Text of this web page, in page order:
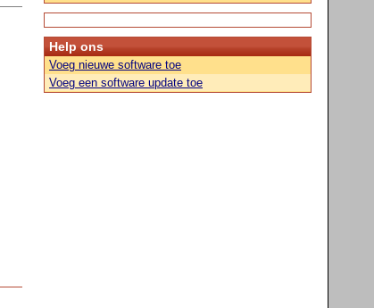
Help ons
Voeg nieuwe software toe
Voeg een software update toe